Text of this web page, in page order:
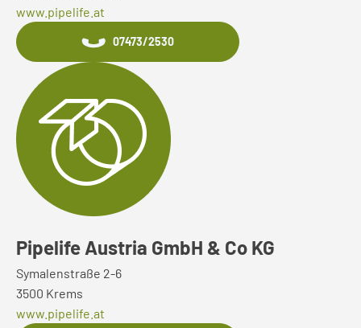
www.pipelife.at
07473/2530
Pipelife Austria GmbH & Co KG
Symalenstraße 2-6
3500 Krems
www.pipelife.at